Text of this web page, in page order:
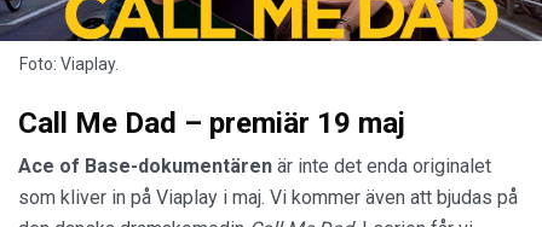
Foto: Viaplay.
Call Me Dad – premiär 19 maj
Ace of Base-dokumentären är inte det enda originalet
som kliver in på Viaplay i maj. Vi kommer även att bjudas på